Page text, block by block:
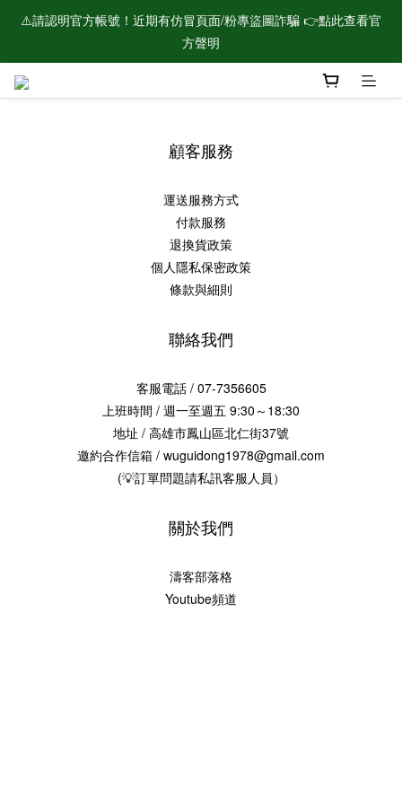
🌟新會員加入！現領$100購物金🌟
⚠️請認明官方帳號！近期有仿冒頁面/粉專盜圖詐騙 👉點此查看官
方聲明
🌟新會員加入！現領$100購物金🌟
顧客服務
運送服務方式
付款服務
退換貨政策
個人隱私保密政策
條款與細則
聯絡我們
客服電話 / 07-7356605
上班時間 / 週一至週五 9:30～18:30
地址 / 高雄市鳳山區北仁街37號
邀約合作信箱 / wuguidong1978@gmail.com
(💡訂單問題請私訊客服人員）
關於我們
濤客部落格
Youtube頻道